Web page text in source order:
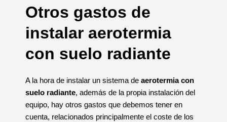
Otros gastos de
instalar aerotermia
con suelo radiante
A la hora de instalar un sistema de aerotermia con
suelo radiante, además de la propia instalación del
equipo, hay otros gastos que debemos tener en
cuenta, relacionados principalmente el coste de los